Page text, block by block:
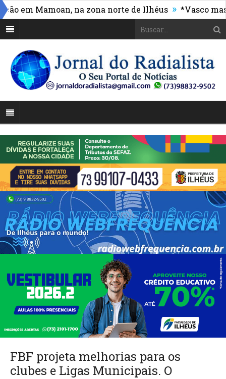
Mamoan, na zona norte de Ilhéus » *Vasco massacra
FBF projeta melhorias para os
clubes e Ligas Municipais. O